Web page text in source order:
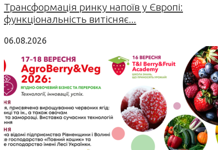
Трансформація ринку напоїв у Європі:
функціональність витісняє...
06.08.2026